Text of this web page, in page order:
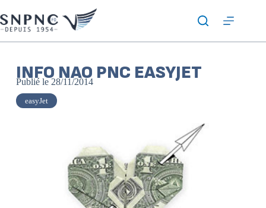
INFO NAO PNC EASYJET
Publié le 28/11/2014
easyJet